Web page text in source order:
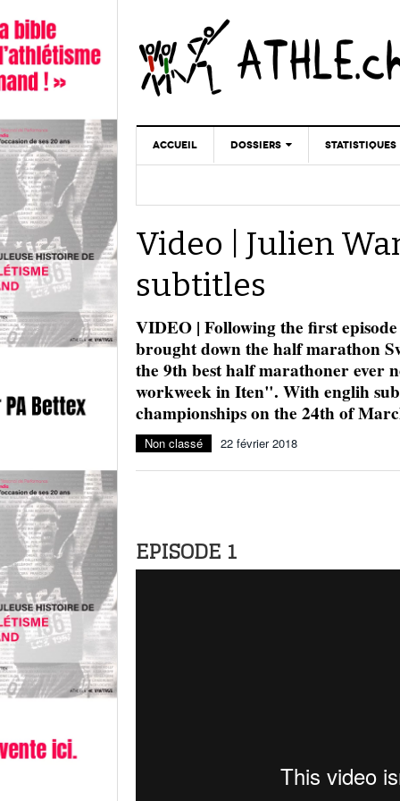
ACCUEIL DOSSIERS
DOPAGE
STATISTIQUES
Video | Julien
subtitles
VIDEO | Following the first
brought down the half marathon
the 9th best half marathoner ever
workweek in Iten". With englih
championships on the 24th of
Non classé 22 février 2018
EPISODE 1